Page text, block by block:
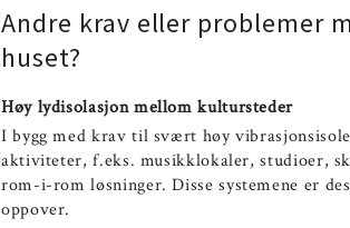
Andre krav eller problemer
huset?
Høy lydisolasjon mellom kultursteder
I bygg med krav til svært høy
aktiviteter, f.eks. musikklokaler, studioer,
rom-i-rom løsninger. Disse systemene er
oppover.